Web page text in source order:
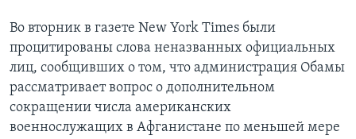
Во вторник в газете New York Times были
процитированы слова неназванных официальных
лиц, сообщивших о том, что администрация Обамы
рассматривает вопрос о дополнительном
сокращении числа американских
военнослужащих в Афганистане по меньшей мере